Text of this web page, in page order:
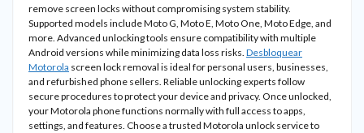
remove screen locks without compromising system stability.
Supported models include Moto G, Moto E, Moto One, Moto Edge, and
more. Advanced unlocking tools ensure compatibility with multiple
Android versions while minimizing data loss risks. Desbloquear
Motorola screen lock removal is ideal for personal users, businesses,
and refurbished phone sellers. Reliable unlocking experts follow
secure procedures to protect your device and privacy. Once unlocked,
your Motorola phone functions normally with full access to apps,
settings, and features. Choose a trusted Motorola unlock service to